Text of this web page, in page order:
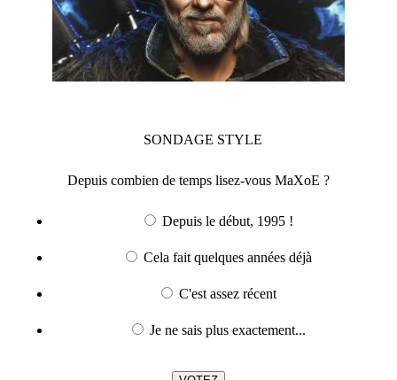
SONDAGE STYLE
Depuis combien de temps lisez-vous MaXoE ?
Depuis le début, 1995 !
Cela fait quelques années déjà
C'est assez récent
Je ne sais plus exactement...